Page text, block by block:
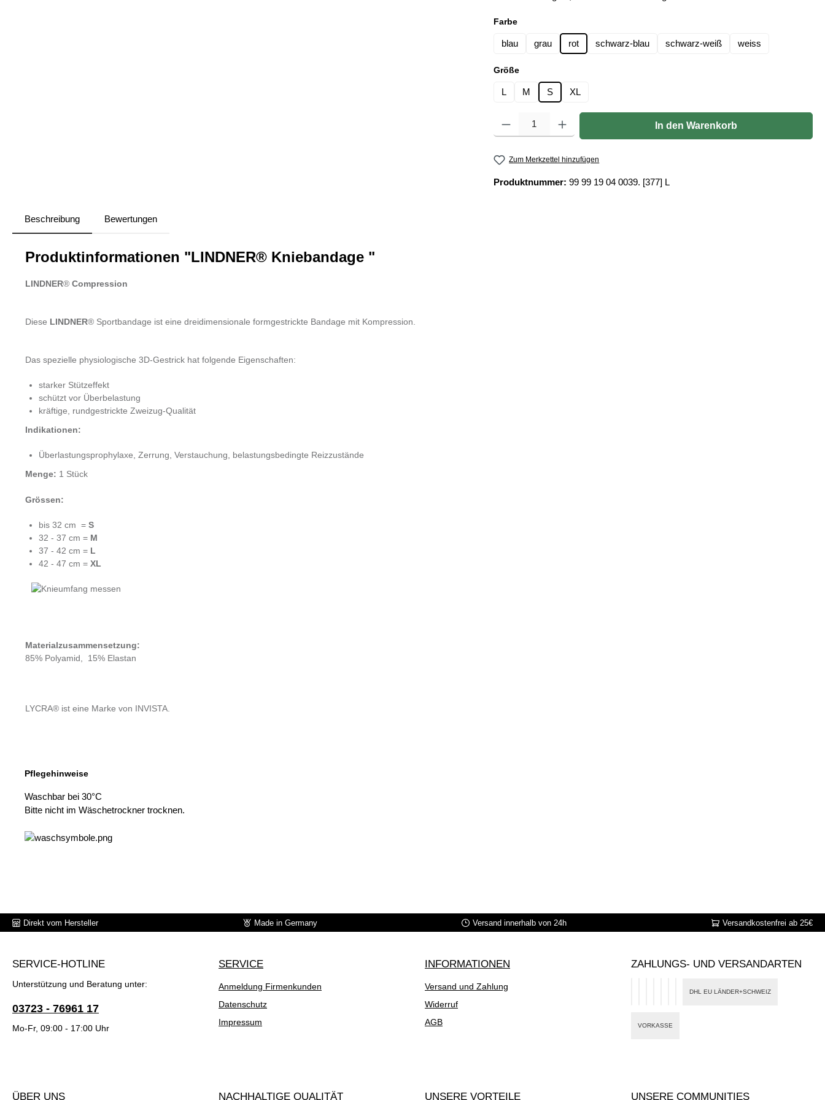
Farbeauswählen
blau grau rot schwarz-blau schwarz-weiß weiss
Größeauswählen
L M S XL
Produkt Anzahl: Gib den gewünschten Wert ein oder benutze die Schaltflächen um die Anzahl zu
In den Warenkorb
Zum Merkzettel hinzufügen
Produktnummer: 99 99 19 04 0039. [377] L
Beschreibung Bewertungen
Produktinformationen "LINDNER® Kniebandage "
LINDNER® Compression
Diese LINDNER® Sportbandage ist eine dreidimensionale formgestrickte Bandage mit Kompression.
Das spezielle physiologische 3D-Gestrick hat folgende Eigenschaften:
starker Stützeffekt
schützt vor Überbelastung
kräftige, rundgestrickte Zweizug-Qualität
Indikationen:
Überlastungsprophylaxe, Zerrung, Verstauchung, belastungsbedingte Reizzustände
Menge: 1 Stück
Grössen:
bis 32 cm = S
32 - 37 cm = M
37 - 42 cm = L
42 - 47 cm = XL
Materialzusammensetzung:
85% Polyamid, 15% Elastan
LYCRA® ist eine Marke von INVISTA.
Pflegehinweise
Waschbar bei 30°C
Bitte nicht im Wäschetrockner trocknen.
Direkt vom Hersteller Made in Germany Versand innerhalb von 24h Versandkostenfrei ab 25€
SERVICE-HOTLINE
Unterstützung und Beratung unter:
03723 - 76961 17
Mo-Fr, 09:00 - 17:00 Uhr
SERVICE
Anmeldung Firmenkunden
Datenschutz
Impressum
INFORMATIONEN
Versand und Zahlung
Widerruf
AGB
ZAHLUNGS- UND VERSANDARTEN
VORKASSE
DHL EU LÄNDER+SCHWEIZ
ÜBER UNS NACHHALTIGE QUALITÄT UNSERE VORTEILE UNSERE COMMUNITIES